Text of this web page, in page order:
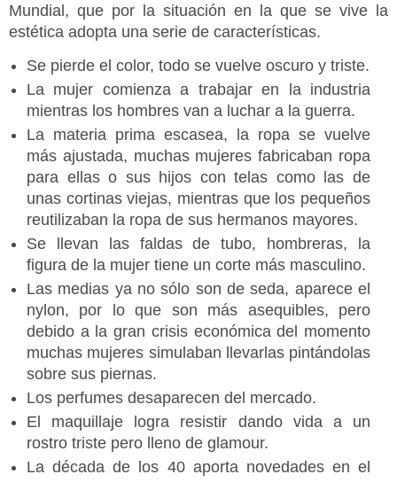
Mundial, que por la situación en la que se vive la
estética adopta una serie de características.
Se pierde el color, todo se vuelve oscuro y triste.
La mujer comienza a trabajar en la industria
mientras los hombres van a luchar a la guerra.
La materia prima escasea, la ropa se vuelve
más ajustada, muchas mujeres fabricaban ropa
para ellas o sus hijos con telas como las de
unas cortinas viejas, mientras que los pequeños
reutilizaban la ropa de sus hermanos mayores.
Se llevan las faldas de tubo, hombreras, la
figura de la mujer tiene un corte más masculino.
Las medias ya no sólo son de seda, aparece el
nylon, por lo que son más asequibles, pero
debido a la gran crisis económica del momento
muchas mujeres simulaban llevarlas pintándolas
sobre sus piernas.
Los perfumes desaparecen del mercado.
El maquillaje logra resistir dando vida a un
rostro triste pero lleno de glamour.
La década de los 40 aporta novedades en el